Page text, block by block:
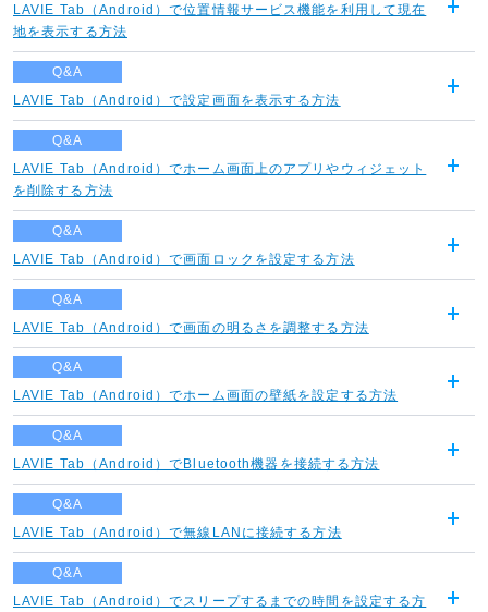
LAVIE Tab（Android）で位置情報サービス機能を利用して現在
地を表示する方法
く
Q&A
LAVIE Tab（Android）で設定画面を表示する方法
Q&A
LAVIE Tab（Android）でホーム画面上のアプリやウィジェット
を削除する方法
く
Q&A
LAVIE Tab（Android）で画面ロックを設定する方法
Q&A
LAVIE Tab（Android）で画面の明るさを調整する方法
Q&A
LAVIE Tab（Android）でホーム画面の壁紙を設定する方法
Q&A
LAVIE Tab（Android）でBluetooth機器を接続する方法
Q&A
LAVIE Tab（Android）で無線LANに接続する方法
Q&A
LAVIE Tab（Android）でスリープするまでの時間を設定する方